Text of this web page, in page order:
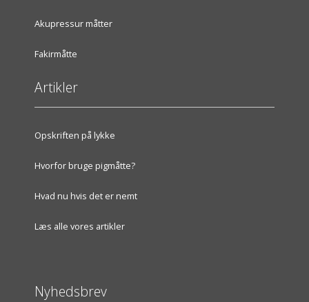
Akupressur måtter
Fakirmåtte
Artikler
Opskriften på lykke
Hvorfor bruge pigmåtte?
Hvad nu hvis det er nemt
Læs alle vores artikler
Nyhedsbrev